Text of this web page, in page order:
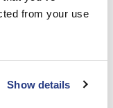
from your use
Show details
tutti i
i servizi,
che nessun